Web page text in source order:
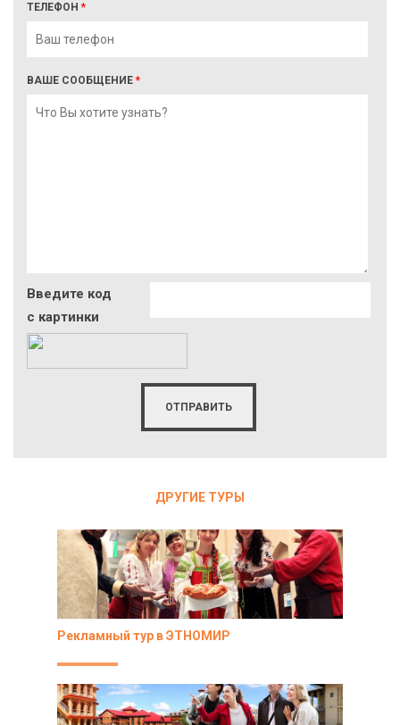
ТЕЛЕФОН *
ВАШЕ СООБЩЕНИЕ *
Введите код
с картинки
ДРУГИЕ ТУРЫ
Рекламный тур в ЭТНОМИР